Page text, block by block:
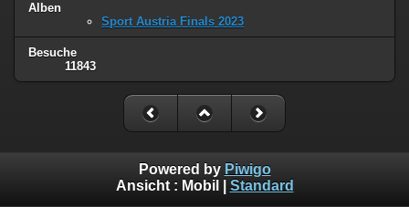
Alben
Sport Austria Finals 2023
Besuche
11843
Powered by Piwigo
Ansicht : Mobil Standard